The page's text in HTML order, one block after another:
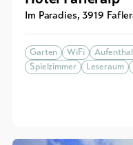
Im Paradies, 3919
Garten WiFi
Spielzimmer
Leseraum